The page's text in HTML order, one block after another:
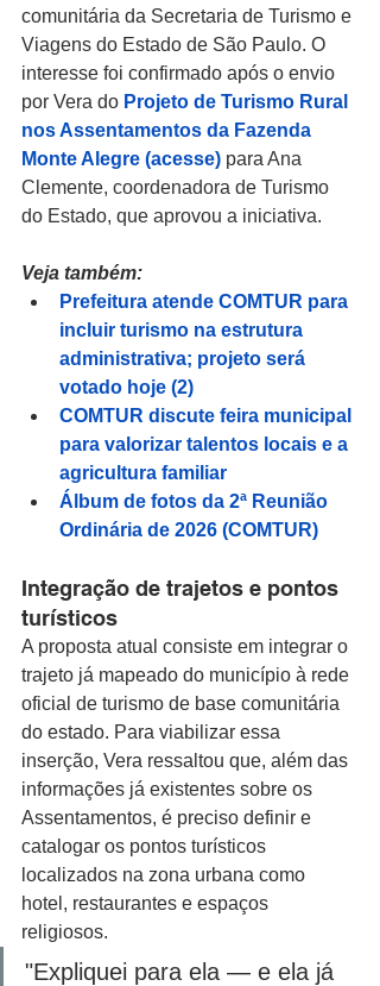
comunitária da Secretaria de Turismo e
Viagens do Estado de São Paulo. O
interesse foi confirmado após o envio
por Vera do Projeto de Turismo Rural
nos Assentamentos da Fazenda
Monte Alegre (acesse) para Ana
Clemente, coordenadora de Turismo
do Estado, que aprovou a iniciativa.
Veja também:
Prefeitura atende COMTUR para
incluir turismo na estrutura
administrativa; projeto será
votado hoje (2)
COMTUR discute feira municipal
para valorizar talentos locais e a
agricultura familiar
Álbum de fotos da 2ª Reunião
Ordinária de 2026 (COMTUR)
Integração de trajetos e pontos
turísticos
A proposta atual consiste em integrar o
trajeto já mapeado do município à rede
oficial de turismo de base comunitária
do estado. Para viabilizar essa
inserção, Vera ressaltou que, além das
informações já existentes sobre os
Assentamentos, é preciso definir e
catalogar os pontos turísticos
localizados na zona urbana como
hotel, restaurantes e espaços
religiosos.
"Expliquei para ela — e ela já